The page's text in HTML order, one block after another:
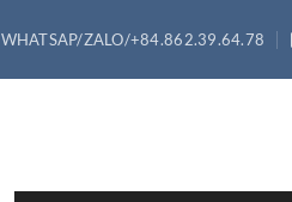
WHATSAP/ZALO/+84.862.39.64.78